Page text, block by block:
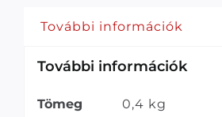
További információk
További információk
Tömeg 0,4 kg